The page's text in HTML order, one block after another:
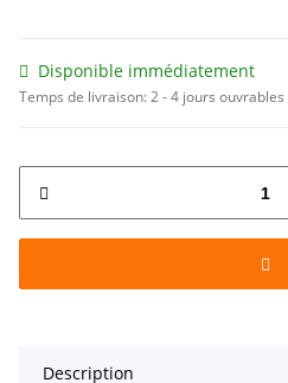
Disponible immédiatement
Temps de livraison:2 - 4 jours ouvrables
Description